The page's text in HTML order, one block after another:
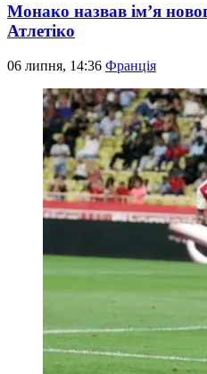
Монако назвав ім’я
Атлетіко
06 липня, 14:36 Франція